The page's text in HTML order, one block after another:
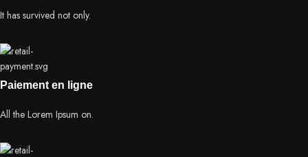
It has survived not only.
Paiement en ligne
All the Lorem Ipsum on.